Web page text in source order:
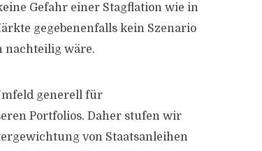
Gefahr einer Stagflation wie in
gegebenenfalls kein Szenario
nachteilig wäre.
generell für
Portfolios. Daher stufen wir
von Staatsanleihen